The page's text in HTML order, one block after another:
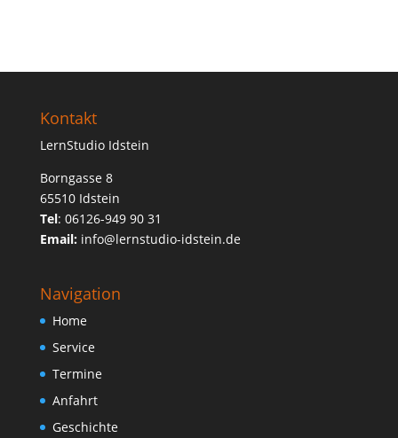
Kontakt
LernStudio Idstein
Borngasse 8
65510 Idstein
Tel: 06126-949 90 31
Email: info@lernstudio-idstein.de
Navigation
Home
Service
Termine
Anfahrt
Geschichte